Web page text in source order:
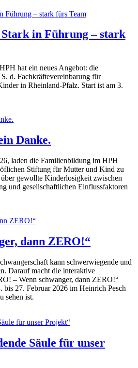
in Führung – stark
hat ein neues Angebot: die
d. Fachkräftevereinbarung für
in Rheinland-Pfalz. Start ist am 3.
Danke.
laden die Familienbildung im HPH
Stiftung für Mutter und Kind zu
gewollte Kinderlosigkeit zwischen
und gesellschaftlichen Einflussfaktoren
dann ZERO!“
kann schwerwiegende und
Darauf macht die interaktive
– Wenn schwanger, dann ZERO!“
bis 27. Februar 2026 im Heinrich Pesch
sehen ist.
Säule für unser